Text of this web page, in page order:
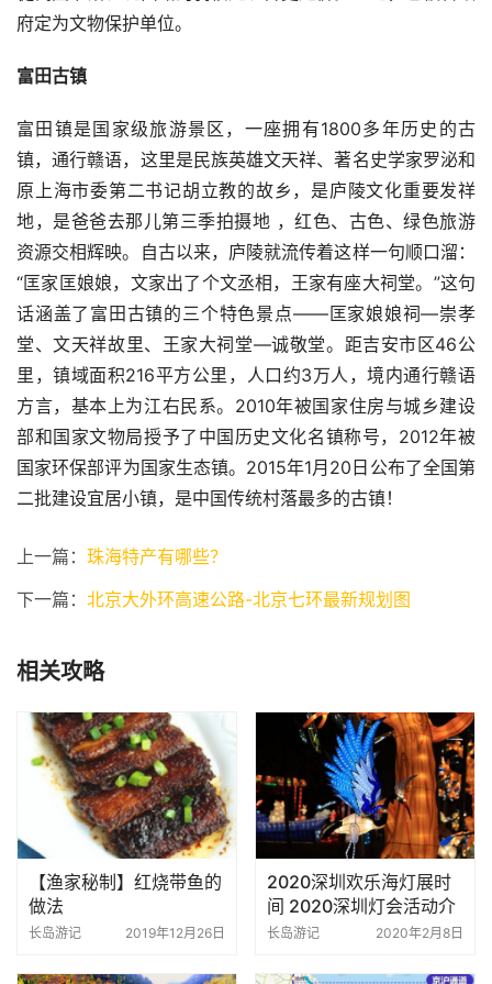
府定为文物保护单位。
富田古镇
富田镇是国家级旅游景区，一座拥有1800多年历史的古
镇，通行赣语，这里是民族英雄文天祥、著名史学家罗泌和
原上海市委第二书记胡立教的故乡，是庐陵文化重要发祥
地，是爸爸去那儿第三季拍摄地 ，红色、古色、绿色旅游
资源交相辉映。自古以来，庐陵就流传着这样一句顺口溜：
“匡家匡娘娘，文家出了个文丞相，王家有座大祠堂。”这句
话涵盖了富田古镇的三个特色景点——匡家娘娘祠—崇孝
堂、文天祥故里、王家大祠堂—诚敬堂。距吉安市区46公
里，镇域面积216平方公里，人口约3万人，境内通行赣语
方言，基本上为江右民系。2010年被国家住房与城乡建设
部和国家文物局授予了中国历史文化名镇称号，2012年被
国家环保部评为国家生态镇。2015年1月20日公布了全国第
二批建设宜居小镇，是中国传统村落最多的古镇！
上一篇： 珠海特产有哪些？
下一篇： 北京大外环高速公路-北京七环最新规划图
相关攻略
【渔家秘制】红烧带鱼的
做法
长岛游记 2019年12月26日
2020深圳欢乐海灯展时
间 2020深圳灯会活动介
绍
长岛游记 2020年2月8日